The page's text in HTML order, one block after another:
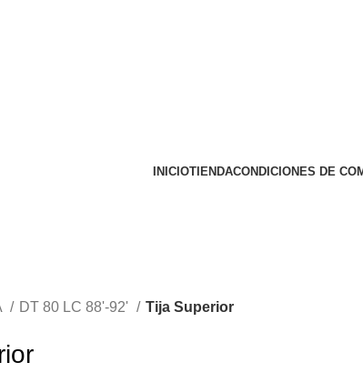
INICIOTIENDACONDICIONES DE
DT 80 LC 88'-92' Tija Superior